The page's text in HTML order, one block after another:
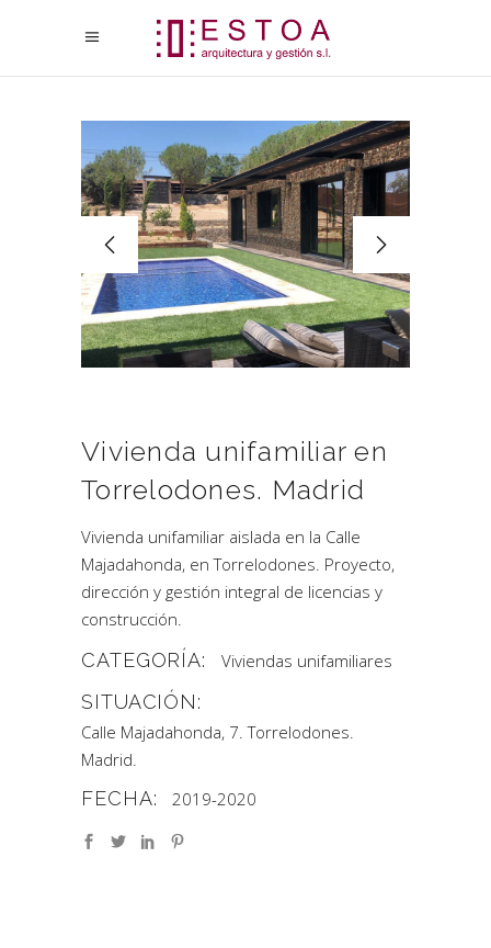
Vivienda unifamiliar en
Torrelodones. Madrid
Vivienda unifamiliar aislada en la Calle
Majadahonda, en Torrelodones. Proyecto,
dirección y gestión integral de licencias y
construcción.
CATEGORÍA: Viviendas unifamiliares
SITUACIÓN:
Calle Majadahonda, 7. Torrelodones.
Madrid.
FECHA: 2019-2020